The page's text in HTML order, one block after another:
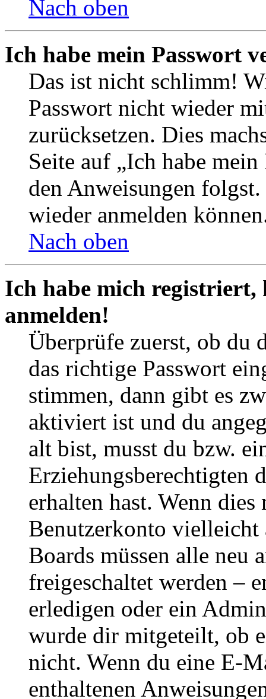
Nach oben
Ich habe mein Passwort
Das ist nicht schlimm!
Passwort nicht wieder
zurücksetzen. Dies
Seite auf „Ich habe
den Anweisungen
wieder anmelden
Nach oben
Ich habe mich
anmelden!
Überprüfe zuerst, ob du
das richtige Passwort
stimmen, dann gibt es
aktiviert ist und du
alt bist, musst du bzw.
Erziehungsberechtigten
erhalten hast. Wenn
Benutzerkonto
Boards müssen alle neu
freigeschaltet werden –
erledigen oder ein
wurde dir mitgeteilt, ob
nicht. Wenn du eine E-
enthaltenen